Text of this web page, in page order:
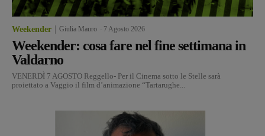
Weekender Giulia Mauro 7 Agosto 2026
Weekender: cosa fare nel fine settimana in
Valdarno
VENERDÌ 7 AGOSTO Reggello- Per il Cinema sotto le Stelle sarà
proiettato a Vaggio il film d’animazione “Tartarughe...